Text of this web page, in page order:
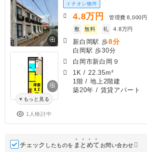
もっと見る
1人検討中
イチオシ物件
4.8万円 管理費 8,000円
敷
無料 礼 4.8万円
新白岡駅 歩8分
白岡駅 歩30分
白岡市新白岡９
1K / 22.35m²
1階 / 地上2階建
築20年 / 賃貸アパート
チェック したものを ま と めて お問い合わせ